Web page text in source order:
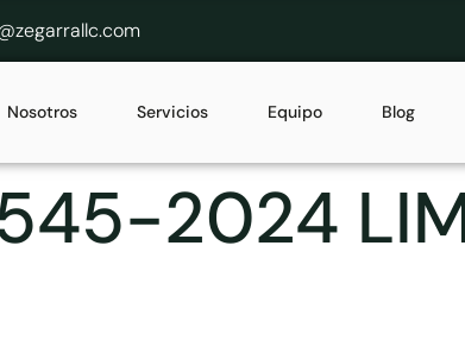
Nosotros Servicios Equipo Blog
2024